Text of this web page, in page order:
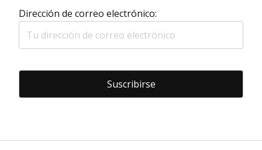
Dirección de correo electrónico: